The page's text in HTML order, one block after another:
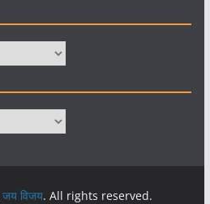
जय विजय. All rights reserved.